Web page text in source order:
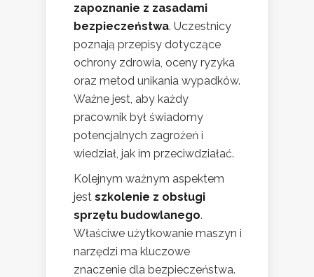
zapoznanie z zasadami
bezpieczeństwa. Uczestnicy
poznają przepisy dotyczące
ochrony zdrowia, oceny ryzyka
oraz metod unikania wypadków.
Ważne jest, aby każdy
pracownik był świadomy
potencjalnych zagrożeń i
wiedział, jak im przeciwdziałać.
Kolejnym ważnym aspektem
jest szkolenie z obsługi
sprzętu budowlanego.
Właściwe użytkowanie maszyn i
narzędzi ma kluczowe
znaczenie dla bezpieczeństwa.